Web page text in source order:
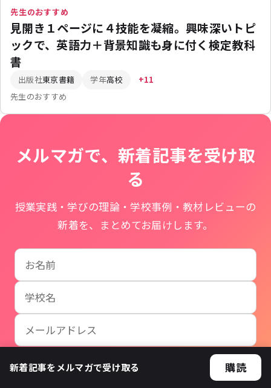
先生のおすすめ
見開き１ページに４技能を凝縮。興味深いトピ
ックで、英語力＋背景知識も身に付く検定教科
書
出版社東京書籍 学年高校 +11
先生のおすすめ
メルマガで、新着記事を受け取
る
授業実践・学びの理論・学校事例・教材レビューの
新着を、まとめてお届けします。
お名前
学校名
メールアドレス
新着記事などのメール配信を受け取ることに同意します
購読する
新着記事をメルマガで受け取る 購読